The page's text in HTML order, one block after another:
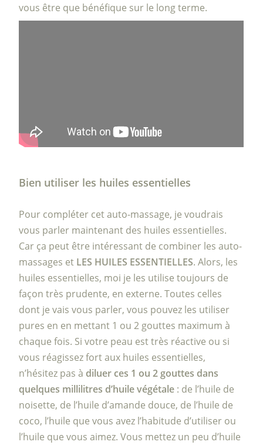
vous être que bénéfique sur le long terme.
Bien utiliser les huiles essentielles
Pour compléter cet auto-massage, je voudrais
vous parler maintenant des huiles essentielles.
Car ça peut être intéressant de combiner les auto-
massages et LES HUILES ESSENTIELLES. Alors, les
huiles essentielles, moi je les utilise toujours de
façon très prudente, en externe. Toutes celles
dont je vais vous parler, vous pouvez les utiliser
pures en en mettant 1 ou 2 gouttes maximum à
chaque fois. Si votre peau est très réactive ou si
vous réagissez fort aux huiles essentielles,
n’hésitez pas à diluer ces 1 ou 2 gouttes dans
quelques millilitres d’huile végétale : de l’huile de
noisette, de l’huile d’amande douce, de l’huile de
coco, l’huile que vous avez l’habitude d’utiliser ou
l’huile que vous aimez. Vous mettez un peu d’huile